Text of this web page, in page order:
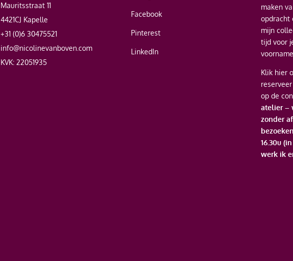
Mauritsstraat 11
4421CJ Kapelle
+31 (0)6 30475521
info@nicolinevanboven.com
KVK: 22051935
Facebook
Pinterest
LinkedIn
maken
opdracht
mijn
tijd voor
Klik hier
op de
atelier –
zonder
16.30u
werk ik